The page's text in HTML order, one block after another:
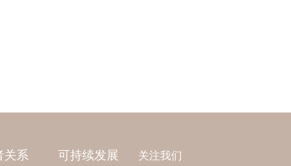
关系 可持续发展 关注我们